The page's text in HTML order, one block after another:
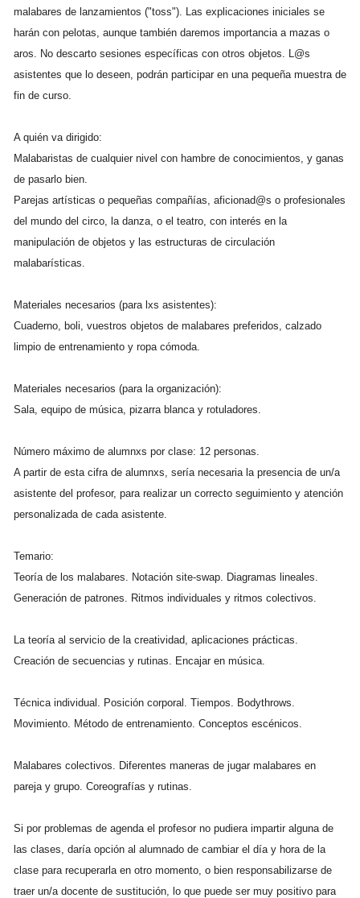
malabares de lanzamientos ("toss"). Las explicaciones iniciales se
harán con pelotas, aunque también daremos importancia a mazas o
aros. No descarto sesiones específicas con otros objetos. L@s
asistentes que lo deseen, podrán participar en una pequeña muestra de
fin de curso.
A quién va dirigido:
Malabaristas de cualquier nivel con hambre de conocimientos, y ganas
de pasarlo bien.
Parejas artísticas o pequeñas compañías, aficionad@s o profesionales
del mundo del circo, la danza, o el teatro, con interés en la
manipulación de objetos y las estructuras de circulación
malabarísticas.
Materiales necesarios (para lxs asistentes):
Cuaderno, boli, vuestros objetos de malabares preferidos, calzado
limpio de entrenamiento y ropa cómoda.
Materiales necesarios (para la organización):
Sala, equipo de música, pizarra blanca y rotuladores.
Número máximo de alumnxs por clase: 12 personas.
A partir de esta cifra de alumnxs, sería necesaria la presencia de un/a
asistente del profesor, para realizar un correcto seguimiento y atención
personalizada de cada asistente.
Temario:
Teoría de los malabares. Notación site-swap. Diagramas lineales.
Generación de patrones. Ritmos individuales y ritmos colectivos.
La teoría al servicio de la creatividad, aplicaciones prácticas.
Creación de secuencias y rutinas. Encajar en música.
Técnica individual. Posición corporal. Tiempos. Bodythrows.
Movimiento. Método de entrenamiento. Conceptos escénicos.
Malabares colectivos. Diferentes maneras de jugar malabares en
pareja y grupo. Coreografías y rutinas.
Si por problemas de agenda el profesor no pudiera impartir alguna de
las clases, daría opción al alumnado de cambiar el día y hora de la
clase para recuperarla en otro momento, o bien responsabilizarse de
traer un/a docente de sustitución, lo que puede ser muy positivo para